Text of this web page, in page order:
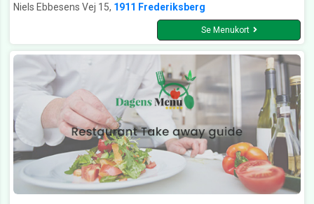
Niels Ebbesens Vej 15, 1911 Frederiksberg
Se Menukort